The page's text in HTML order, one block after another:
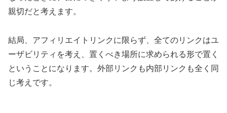
親切だと考えます。
結局、アフィリエイトリンクに限らず、全てのリンクはユ
ーザビリティを考え、置くべき場所に求められる形で置く
ということになります。外部リンクも内部リンクも全く同
じ考えです。